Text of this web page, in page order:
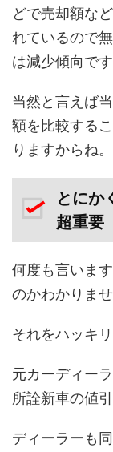
どで売却額な
れているので
は減少傾向です
当然と言えば
額を比較する
りますからね。
とにか
超重要
何度も言いま
のかわかりませ
それをハッキ
元カーディー
所詮新車の値
ディーラーも